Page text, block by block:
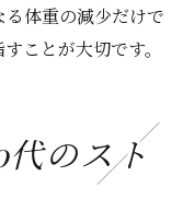
体重の減少だけで
ことが大切です。
のスト